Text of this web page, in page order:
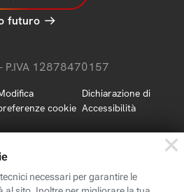
futuro
P.IVA 12878470157
cookie
Dichiarazione di
Accessibilità